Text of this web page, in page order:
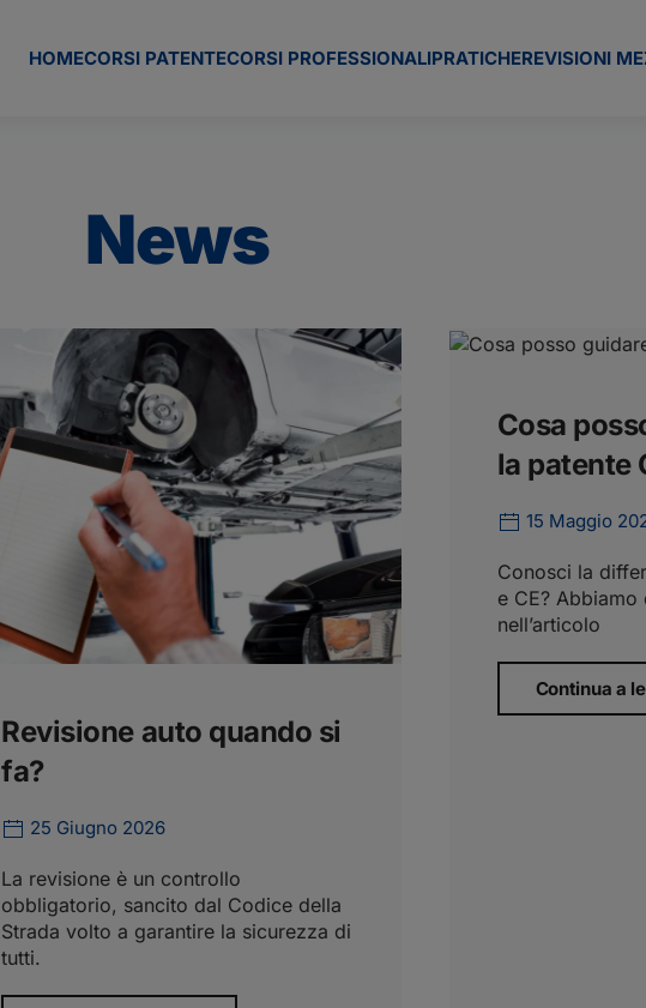
HOMECORSI PATENTECORSI PROFESSIONALIPRATICHEREVISIONI
News
Revisione auto quando si
fa?
25 Giugno 2026
La revisione è un controllo
obbligatorio, sancito dal Codice della
Strada volto a garantire la sicurezza di
tutti.
Cosa
la patente
15 Maggio
Conosci la
e CE?
nell’articolo
Continua a